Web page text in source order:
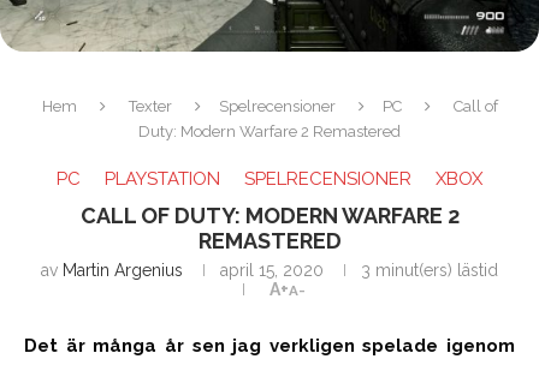
Hem Texter Spelrecensioner PC
Call of
Duty: Modern Warfare 2 Remastered
PC PLAYSTATION SPELRECENSIONER XBOX
CALL OF DUTY: MODERN WARFARE 2
REMASTERED
av Martin Argenius april 15, 2020
3 minut(ers) lästid
A+A-
Det är många år sen jag verkligen spelade igenom